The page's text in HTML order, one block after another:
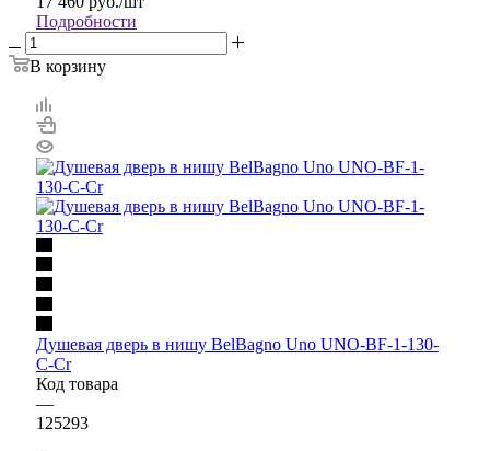
Подробности
В корзину
Душевая дверь в нишу BelBagno Uno UNO-BF-1-130-
C-Cr
Код товара
—
125293